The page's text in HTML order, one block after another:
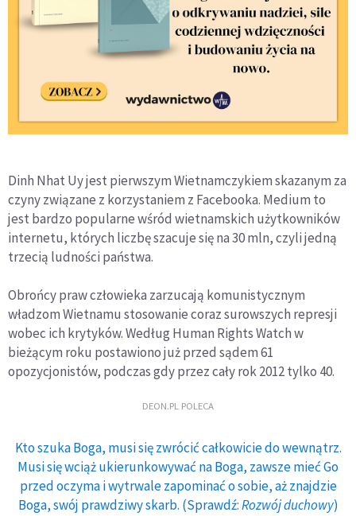
Dinh Nhat Uy jest pierwszym Wietnamczykiem skazanym za
czyny związane z korzystaniem z Facebooka. Medium to
jest bardzo popularne wśród wietnamskich użytkowników
internetu, których liczbę szacuje się na 30 mln, czyli jedną
trzecią ludności państwa.
Obrońcy praw człowieka zarzucają komunistycznym
władzom Wietnamu stosowanie coraz surowszych represji
wobec ich krytyków. Według Human Rights Watch w
bieżącym roku postawiono już przed sądem 61
opozycjonistów, podczas gdy przez cały rok 2012 tylko 40.
DEON.PL POLECA
Kto szuka Boga, musi się zwrócić całkowicie do wewnątrz.
Musi się wciąż ukierunkowywać na Boga, zawsze mieć Go
przed oczyma i wytrwale zapominać o sobie, aż znajdzie
Boga, swój prawdziwy skarb. (Sprawdź:Rozwój duchowy)